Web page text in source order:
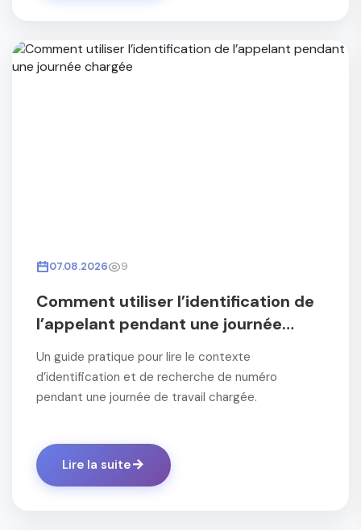
07.08.2026 9
Comment utiliser l’identification de
l’appelant pendant une journée
chargée
Un guide pratique pour lire le contexte
d’identification et de recherche de numéro
pendant une journée de travail chargée.
Lire la suite